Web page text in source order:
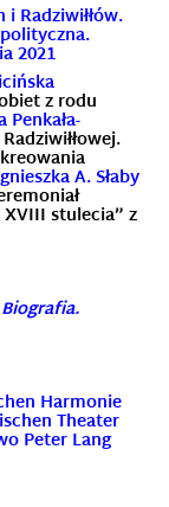
i Radziwiłłów.
2021
z rodu
Penkała-
A. Słaby
stulecia” z
Biografia.
Harmonie
Theater
Peter Lang